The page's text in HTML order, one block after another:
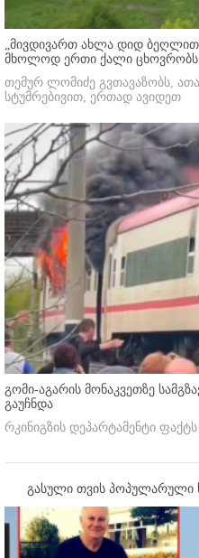
„მივდივართ ახლა დიდ
მხოლოდ ერთი ქალი ცხოვრობს
თემურ ლომიძე გვთავაზობს,
სტუმრებივით, ერთად ავიდეთ
გომი-აგარის მონაკვეთზე
გაუჩნდა
რკინიგზის დეპარტამენტი
გასული თვის პოპულარული